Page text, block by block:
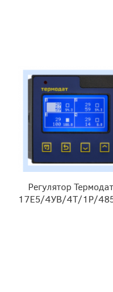
Регулятор Термодат
17Е5/4УВ/4Т/1Р/